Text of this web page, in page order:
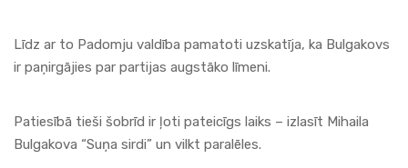
Līdz ar to Padomju valdība pamatoti uzskatīja, ka Bulgakovs
ir paņirgājies par partijas augstāko līmeni.
Patiesībā tieši šobrīd ir ļoti pateicīgs laiks – izlasīt Mihaila
Bulgakova “Suņa sirdi” un vilkt paralēles.